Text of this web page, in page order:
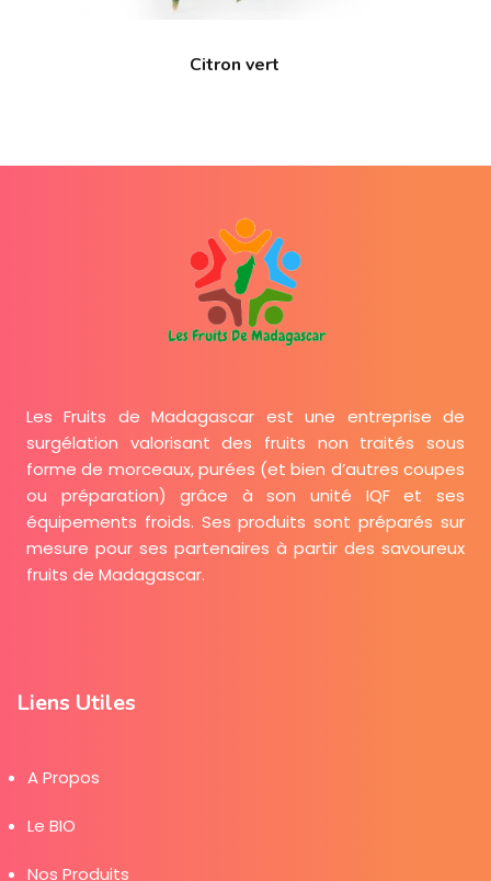
Citron vert
Les Fruits de Madagascar est une entreprise de
surgélation valorisant des fruits non traités sous
forme de morceaux, purées (et bien d’autres coupes
ou préparation) grâce à son unité IQF et ses
équipements froids. Ses produits sont préparés sur
mesure pour ses partenaires à partir des savoureux
fruits de Madagascar.
Liens Utiles
A Propos
Le BIO
Nos Produits